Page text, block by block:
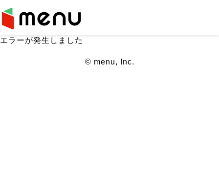
エラーが発生しました
© menu, Inc.